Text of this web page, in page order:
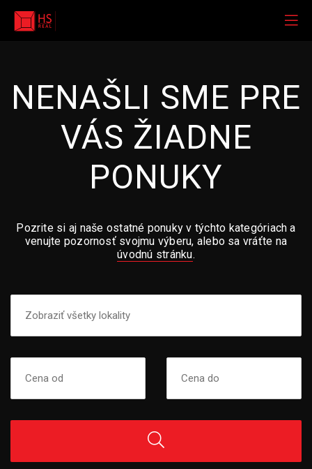
NENAŠLI SME PRE
VÁS ŽIADNE
PONUKY
Pozrite si aj naše ostatné ponuky v týchto kategóriach a
venujte pozornosť svojmu výberu, alebo sa vráťte na
úvodnú stránku.